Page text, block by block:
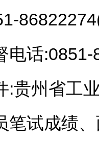
话:0851-
州省工业
笔试成绩